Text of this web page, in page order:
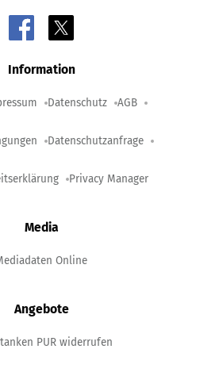
Information
Datenschutz AGB
Datenschutzanfrage
Privacy Manager
Media
Online
Angebote
PUR widerrufen